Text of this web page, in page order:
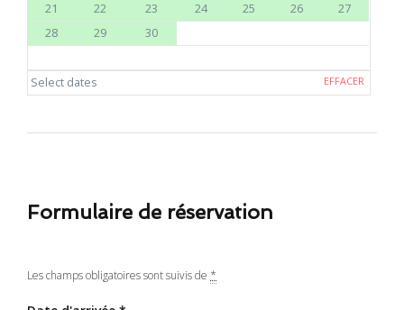
21
22 23 24 25 26
27
28
29 30
Select dates EFFACER
Formulaire de réservation
Les champs obligatoires sont suivis de *